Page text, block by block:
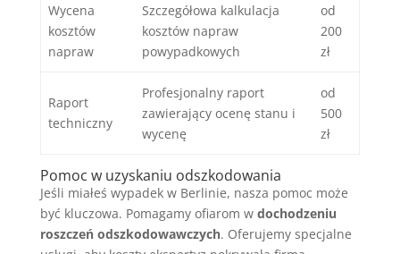
Wycena
kosztów
napraw
Szczegółowa kalkulacja
kosztów napraw
powypadkowych
od
200
zł
Raport
techniczny
Profesjonalny raport
zawierający ocenę stanu i
wycenę
od
500
zł
Pomoc w uzyskaniu odszkodowania
Jeśli miałeś wypadek w Berlinie, nasza pomoc może
być kluczowa. Pomagamy ofiarom w dochodzeniu
roszczeń odszkodowawczych. Oferujemy specjalne